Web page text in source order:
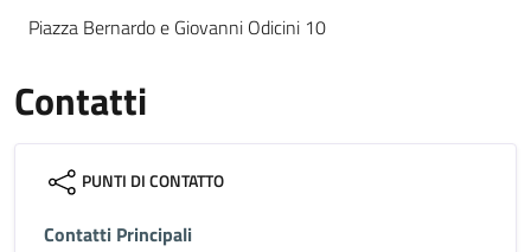
Piazza Bernardo e Giovanni Odicini 10
Contatti
PUNTI DI CONTATTO
Contatti Principali